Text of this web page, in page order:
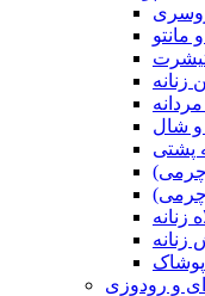
مانتو
زنانه
و شال
پشتی
زنانه
و رودوزی